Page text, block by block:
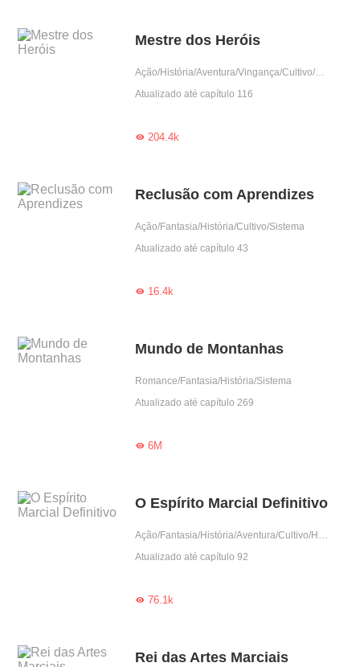
Mestre dos Heróis
Ação/História/Aventura/Vingança/Cultivo/Harém/Reencarnação
Atualizado até capítulo 116
204.4k
Reclusão com Aprendizes
Ação/Fantasia/História/Cultivo/Sistema
Atualizado até capítulo 43
16.4k
Mundo de Montanhas
Romance/Fantasia/História/Sistema
Atualizado até capítulo 269
6M
O Espírito Marcial Definitivo
Ação/Fantasia/História/Aventura/Cultivo/Harém
Atualizado até capítulo 92
76.1k
Rei das Artes Marciais